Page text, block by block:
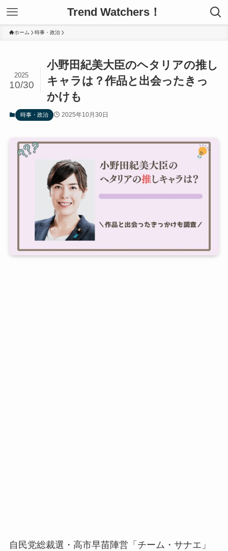
Trend Watchers！
ホーム 時事・政治
小野田紀美大臣のヘタリアの推し
キャラは？作品と出会ったきっ
かけも
2025
10/30
時事・政治 2025年10月30日
自民党総裁選・高市早苗陣営「チーム・サナエ」